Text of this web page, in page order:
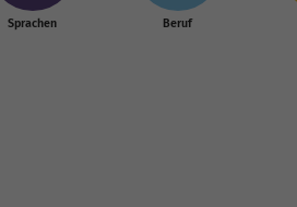
Sprachen Beruf